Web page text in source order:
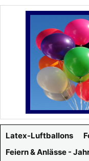
Latex-Luftballons
Feiern & Anlässe -